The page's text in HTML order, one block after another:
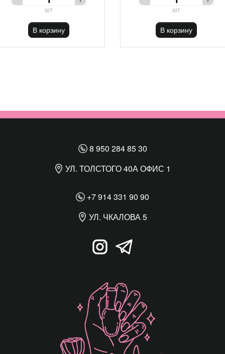
шт
В корзину
шт
В корзину
8 950 284 85 30
УЛ. ТОЛСТОГО 40А ОФИС 1
+7 914 331 90 90
УЛ. ЧКАЛОВА 5